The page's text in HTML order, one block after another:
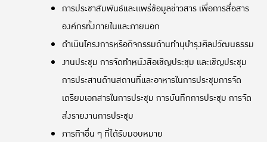
การประชาสัมพันธ์และแพร่ข้อมูลข่าวสาร เพื่อการสื่อสาร
องค์กรทั้งภายในและภายนอก
ดำเนินโครงการหรือกิจกรรมด้านทำนุบำรุงศิลปวัฒนธรรม
งานประชุม การจัดทำหนังสือเชิญประชุม และเชิญประชุม
การประสานด้านสถานที่และอาหารในการประชุมการจัด
เตรียมเอกสารในการประชุม การบันทึกการประชุม การจัด
ส่งรายงานการประชุม
ภารกิจอื่น ๆ ที่ได้รับมอบหมาย